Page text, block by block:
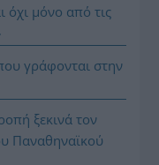
όχι μόνο από τις
γράφονται στην
ξεκινά τον
Παναθηναϊκού